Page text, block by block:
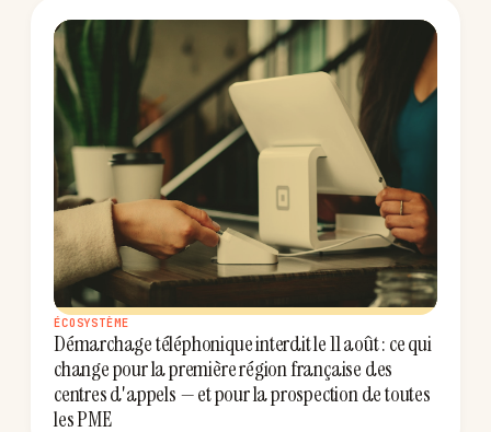
ÉCOSYSTÈME
Démarchage téléphonique interdit le 11 août : ce qui
change pour la première région française des
centres d'appels — et pour la prospection de toutes
les PME